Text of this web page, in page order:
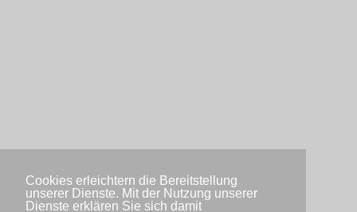
Cookies erleichtern die Bereitstellung
unserer Dienste. Mit der Nutzung unserer
Dienste erklären Sie sich damit